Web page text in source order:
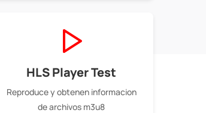
HLS Player Test
Reproduce y obtenen informacion
de archivos m3u8